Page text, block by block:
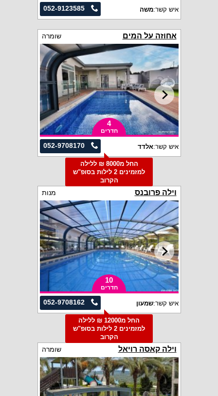
052-9123585 איש קשר:משה
אחוזה על המים שומרה
4
חדרים
052-9708170 איש קשר:אלדד
החל מ8000 ₪ ללילה
למזמינים 2 לילות בסופ"ש
הקרוב
וילה פרובנס מנות
10
חדרים
052-9708162 איש קשר:שמעון
החל מ12000 ₪ ללילה
למזמינים 2 לילות בסופ"ש
הקרוב
וילה קאסה רויאל שומרה